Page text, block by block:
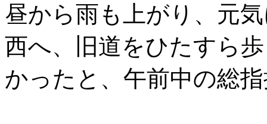
昼から雨も上がり、元
西へ、旧道をひたすら
かったと、午前中の総